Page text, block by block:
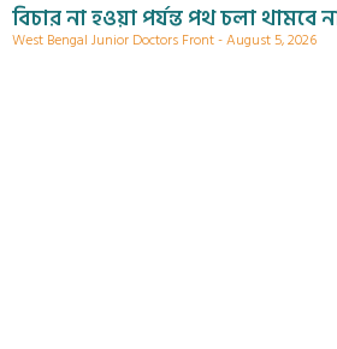
বিচার না হওয়া পর্যন্ত পথ চলা থামবে
West Bengal Junior Doctors Front August 5, 2026